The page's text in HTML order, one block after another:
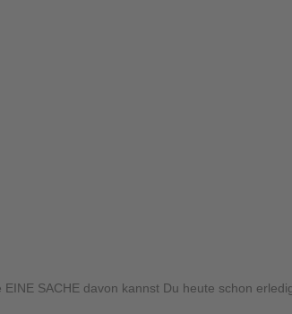
SACHE davon kannst Du heute schon